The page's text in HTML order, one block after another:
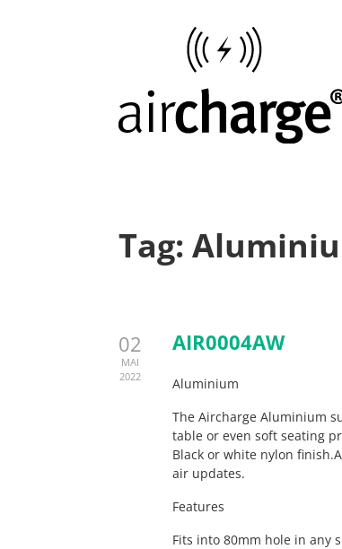
Tag:
02
MAI
2022
AIR0004AW
Aluminium
The Aircharge Aluminium
table or even soft seating
Black or white nylon
air updates.
Features
Fits into 80mm hole in any